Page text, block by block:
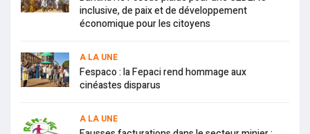
inclusive, de paix et de développement
économique pour les citoyens
A LA UNE
Fespaco : la Fepaci rend hommage aux
cinéastes disparus
A LA UNE